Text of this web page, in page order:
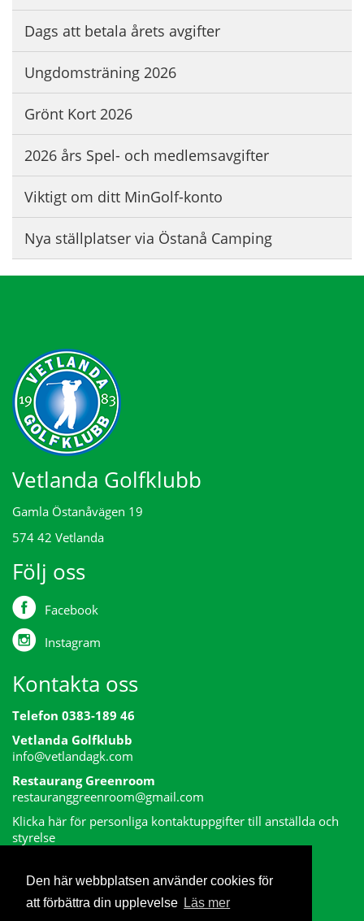
Den här webbplatsen använder cookies för
att förbättra din upplevelse Läs mer
Dags att betala årets avgifter
Ungdomsträning 2026
Grönt Kort 2026
2026 års Spel- och medlemsavgifter
Viktigt om ditt MinGolf-konto
Nya ställplatser via Östanå Camping
Vetlanda Golfklubb
Gamla Östanåvägen 19
574 42 Vetlanda
Följ oss
Facebook
Instagram
Kontakta oss
Telefon 0383-189 46
Vetlanda Golfklubb
info@vetlandagk.com
Restaurang Greenroom
restauranggreenroom@gmail.com
Klicka här för personliga kontaktuppgifter till anställda och
styrelse